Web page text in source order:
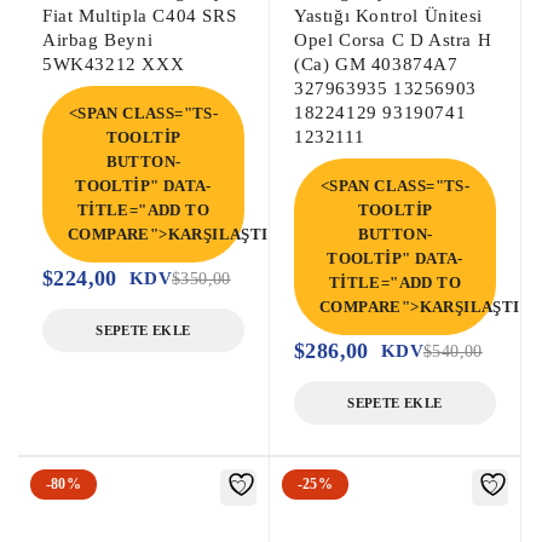
Lastik Basınç Sensörü, Çıkma Lastik
Basınç Sensörü,
Yakıt Pompa Beyni, Enjektör Beyni,
Hibrit Kontrol Modülü
Kia Sportage Abs Beyni, Kia Sportage
Çıkma Abs Pompa Beyni, Kia Sportage
Çıkma Abs Beyni,
Sportage Abs Beyni, Sportage Çıkma Abs
Pompa Beyni, Sportage Çıkma Abs Beyni,
Fiat Multipla C404 SRS
Airbag Beyni
5WK43212 XXX
<SPAN CLASS="TS-
TOOLTIP
BUTTON-
TOOLTIP" DATA-
TITLE="ADD TO
COMPARE">KARŞILAŞTIR</SPAN>
$350,00
$224,00 KDV
SEPETE EKLE
Yastığı Kontrol Ünitesi
Opel Corsa C D Astra H
(Ca) GM 403874A7
327963935 13256903
18224129 93190741
1232111
<SPAN CLASS="TS-
TOOLTIP
BUTTON-
TOOLTIP" DATA-
TITLE="ADD TO
$540,00
$286,00 KDV
SEPETE EKLE
-80% -25%